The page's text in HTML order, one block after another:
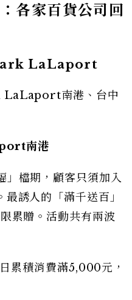
各家百貨公司回
LaLaport
南港、台中
南港
」檔期，顧客只須加入
誘人的「滿千送百」
累贈。活動共有兩波
累積消費滿5,000元，